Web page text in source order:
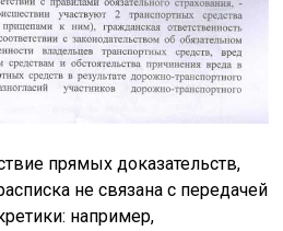
прямых доказательств,
не связана с передачей
например,